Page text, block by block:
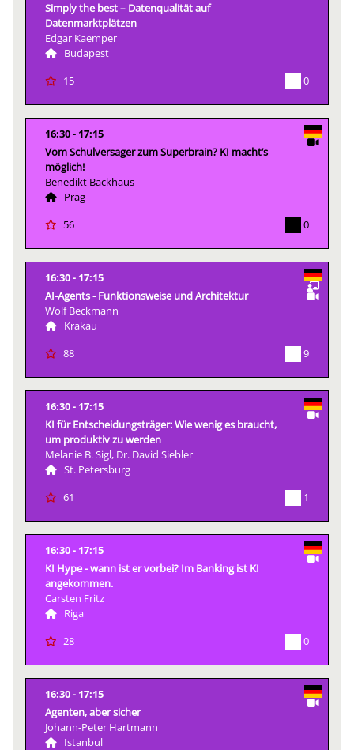
Simply the best – Datenqualität auf
Datenmarktplätzen
Edgar Kaemper
Budapest
15
0
16:30
17:15
Vom Schulversager zum Superbrain? KI macht’s
möglich!
Benedikt Backhaus
Prag
56
0
16:30
17:15
AI-Agents - Funktionsweise und Architektur
Wolf Beckmann
Krakau
88
9
16:30
17:15
KI für Entscheidungsträger: Wie wenig es braucht,
um produktiv zu werden
Melanie B. Sigl, Dr. David Siebler
St. Petersburg
61
1
16:30
17:15
KI Hype - wann ist er vorbei? Im Banking ist KI
angekommen.
Carsten Fritz
Riga
28
0
16:30
17:15
Agenten, aber sicher
Johann-Peter Hartmann
Istanbul